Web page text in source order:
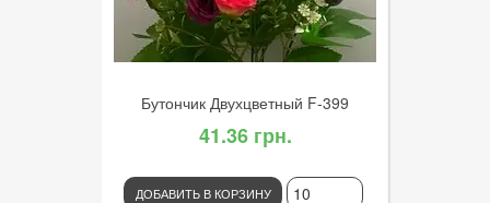
Бутончик Двухцветный F-399
41.36 грн.
ДОБАВИТЬ В КОРЗИНУ